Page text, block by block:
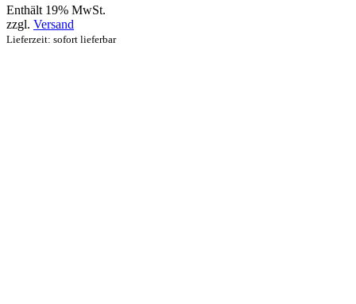
Enthält 19% MwSt.
zzgl. Versand
Lieferzeit: sofort lieferbar